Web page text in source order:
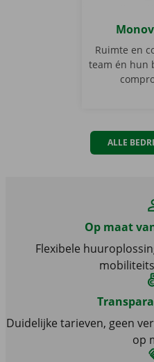
Ruimte en
team én hun
ALLE
Op maat
Flexibele
Duidelijke tarieven, geen
op